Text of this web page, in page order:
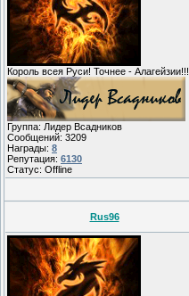
Король всея Руси! Точнее - Алагейзии!!!
Группа: Лидер Всадников
Сообщений: 3209
Награды: 8
Репутация: 6130
Статус: Offline
Rus96